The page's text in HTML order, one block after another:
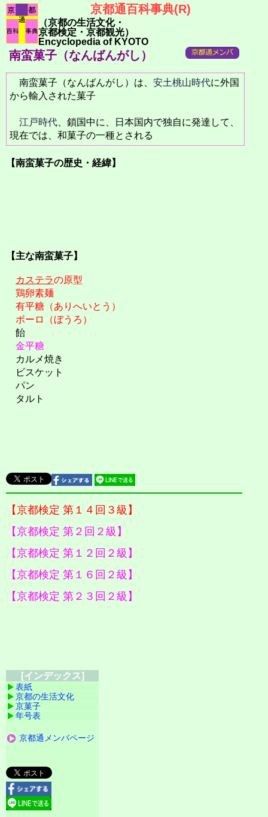
京都通百科事典(R)
（京都の生活文化・
京都検定・京都観光）
Encyclopedia of KYOTO
南蛮菓子（なんばんがし）
南蛮菓子（なんばんがし）は、 安土桃山時代に外国
から輸入された菓子
江戸時代 、鎖国中に、日本国内で独自に発達して、
現在では、和菓子の一種とされる
【南蛮菓子の歴史・経緯】
【主な南蛮菓子】
カステラの原型
鶏卵素麺
有平糖（ありへいとう）
ボーロ（ぼうろ）
飴
金平糖
カルメ焼き
ビスケット
パン
タルト
【京都検定 第１４回３級】
【京都検定 第２回２級】
【京都検定 第１２回２級】
【京都検定 第１６回２級】
【京都検定 第２３回２級】
[インデックス]
表紙
京都の生活文化
京菓子
年号表
京都通メンバページ